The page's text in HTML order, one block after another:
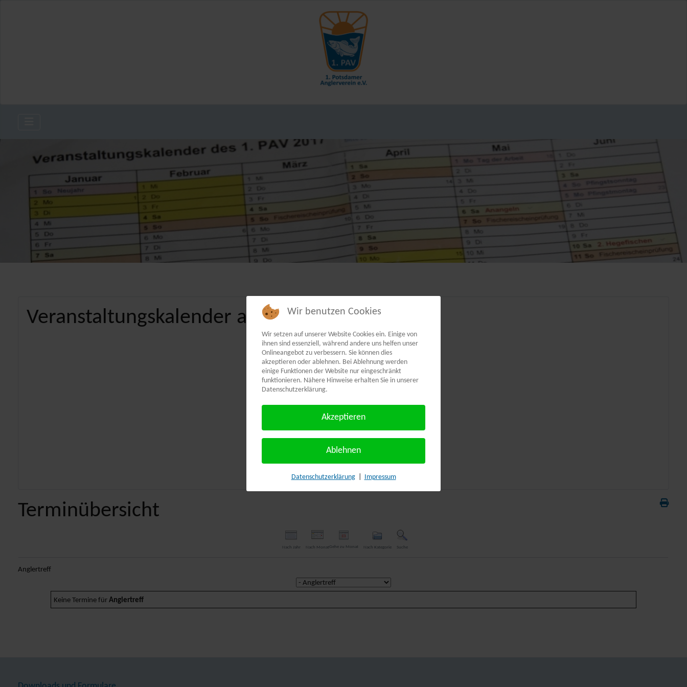
Veranstaltungskalender als PDF:
Terminübersicht
Nach Jahr Nach MonatGehe zu Monat Nach Kategorie Suche
Anglertreff
Eine Kategorie auswählen um die Liste zu filtern
Keine Termine für Anglertreff
Wir benutzen Cookies
Wir setzen auf unserer Website Cookies ein. Einige von
ihnen sind essenziell, während andere uns helfen unser
Onlineangebot zu verbessern. Sie können dies
akzeptieren oder ablehnen. Bei Ablehnung werden
einige Funktionen der Website nur eingeschränkt
funktionieren. Nähere Hinweise erhalten Sie in unserer
Datenschutzerklärung.
Akzeptieren
Ablehnen
Datenschutzerklärung Impressum